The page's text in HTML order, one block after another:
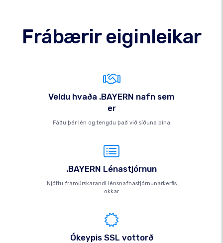
Frábærir eiginleikar
Veldu hvaða .BAYERN nafn sem
er
Fáðu þér lén og tengdu það við síðuna þína
.BAYERN Lénastjórnun
Njóttu framúrskarandi lénsnafnastjórnunarkerfis
okkar
Ókeypis SSL vottorð